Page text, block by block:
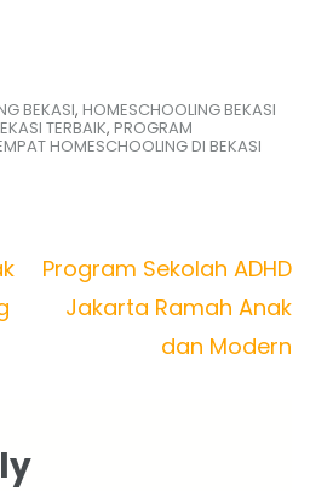
BEKASI, HOMESCHOOLING BEKASI
TERBAIK, PROGRAM
HOMESCHOOLING DI BEKASI
Program Sekolah ADHD
Jakarta Ramah Anak
dan Modern